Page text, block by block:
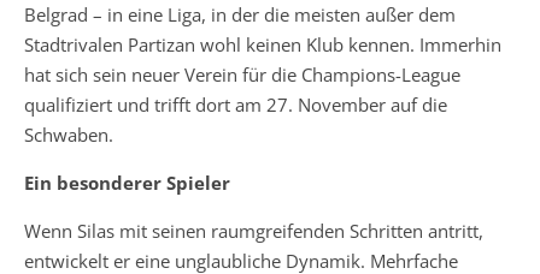
Belgrad – in eine Liga, in der die meisten außer dem
Stadtrivalen Partizan wohl keinen Klub kennen. Immerhin
hat sich sein neuer Verein für die Champions-League
qualifiziert und trifft dort am 27. November auf die
Schwaben.
Ein besonderer Spieler
Wenn Silas mit seinen raumgreifenden Schritten antritt,
entwickelt er eine unglaubliche Dynamik. Mehrfache